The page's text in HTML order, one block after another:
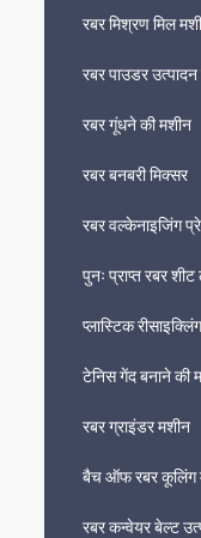
रबर मिश्रण मिल
रबर पाउडर
रबर गूंधने की मशीन
रबर बनबरी मिक्सर
रबर वल्केनाइजिंग
पुनः प्राप्त रबर शीट
प्लास्टिक
टेनिस गेंद बनाने की
रबर ग्राइंडर मशीन
बैच ऑफ रबर कूलिंग
रबर कन्वेयर बेल्ट